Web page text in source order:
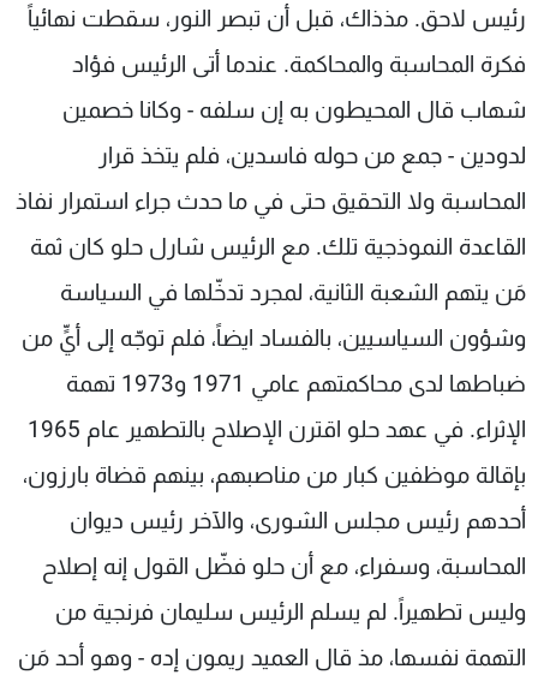
رئيس لاحق. مذذاك، قبل أن تبصر النور، سقطت نهائياً
فكرة المحاسبة والمحاكمة. عندما أتى الرئيس فؤاد
شهاب قال المحيطون به إن سلفه - وكانا خصمين
لدودين - جمع من حوله فاسدين، فلم يتخذ قرار
المحاسبة ولا التحقيق حتى في ما حدث جراء استمرار نفاذ
القاعدة النموذجية تلك. مع الرئيس شارل حلو كان ثمة
مَن يتهم الشعبة الثانية، لمجرد تدخّلها في السياسة
وشؤون السياسيين، بالفساد ايضاً، فلم توجّه إلى أيٍّ من
ضباطها لدى محاكمتهم عامي 1971 و1973 تهمة
الإثراء. في عهد حلو اقترن الإصلاح بالتطهير عام 1965
بإقالة موظفين كبار من مناصبهم، بينهم قضاة بارزون،
أحدهم رئيس مجلس الشورى، والآخر رئيس ديوان
المحاسبة، وسفراء، مع أن حلو فضّل القول إنه إصلاح
وليس تطهيراً. لم يسلم الرئيس سليمان فرنجية من
التهمة نفسها، مذ قال العميد ريمون إده - وهو أحد مَن